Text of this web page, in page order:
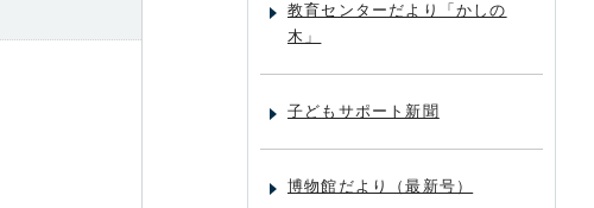
教育センターだより「かしの
木」
子どもサポート新聞
博物館だより（最新号）